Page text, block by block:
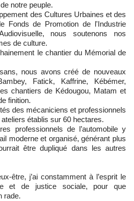
notre peuple.
des Cultures Urbaines et des
Fonds de Promotion de l'Industrie
nous soutenons nos
de culture.
le chantier du Mémorial de
nous avons créé de nouveaux
Fatick, Kaffrine, Kébémer,
chantiers de Kédougou, Matam et
finition.
des mécaniciens et professionnels
établis sur 60 hectares.
professionnels de l’automobile y
moderne et organisé, générant plus
être dupliqué dans les autres
être, j’ai constamment à l’esprit le
et de justice sociale, pour que
rade.